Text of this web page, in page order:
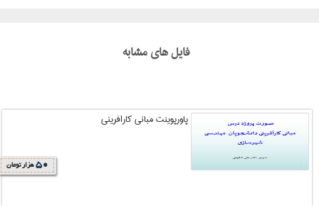
فایل های مشابه
پاورپوینت مبانی کارافرینی
50 هزار تومان